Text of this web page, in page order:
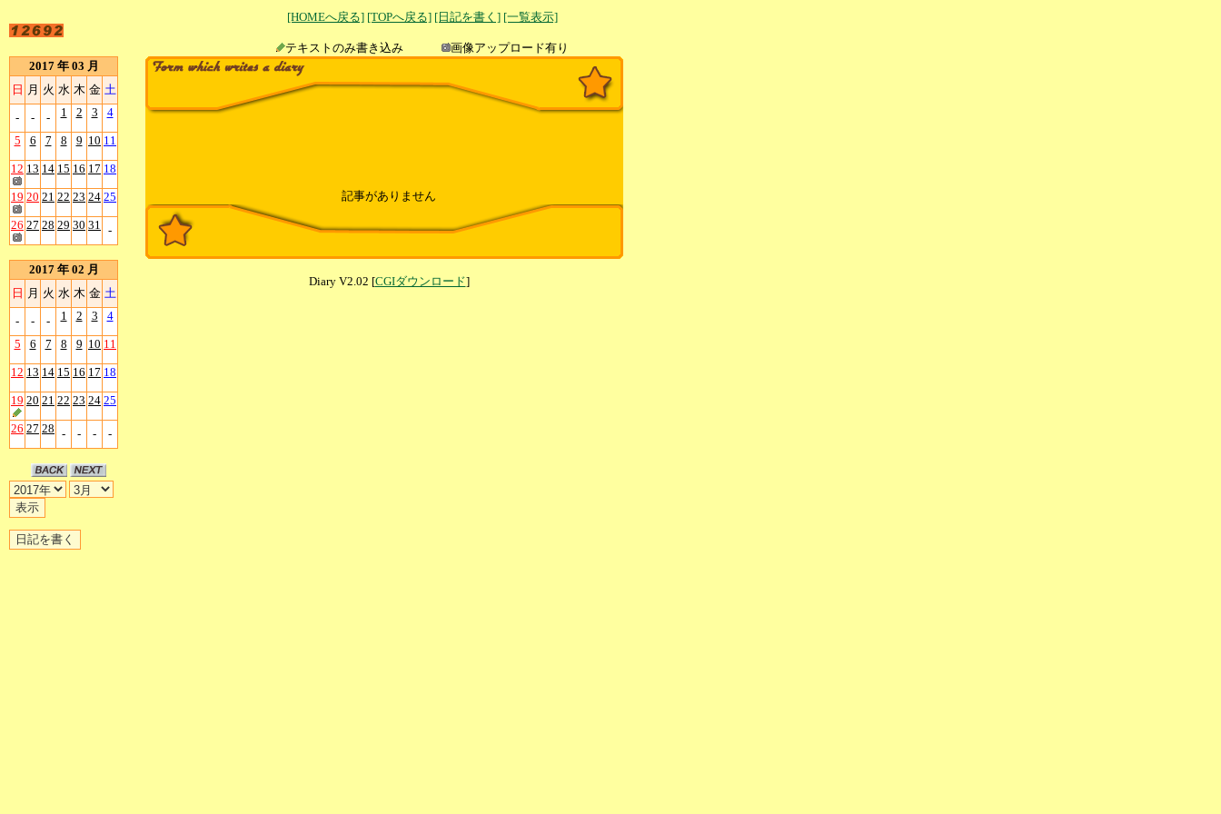
[HOMEへ戻る] [TOPへ戻る] [日記を書く] [一覧表示]
テキストのみ書き込み
画像アップロード有り
2017 年 03 月
日 月 火 水 木 金 土
- - - 1 2 3 4
5 6 7 8 9 10 11
12 13 14 15 16 17 18
19 20 21 22 23 24 25
26 27 28 29 30 31 -
2017 年 02 月
日 月 火 水 木 金 土
- - - 1 2 3 4
5 6 7 8 9 10 11
12 13 14 15 16 17 18
19 20 21 22 23 24 25
26 27 28 - - - -
記事がありません
Diary V2.02 [CGIダウンロード]